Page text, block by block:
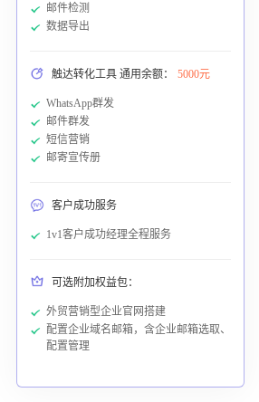
邮件检测
数据导出
触达转化工具 通用余额： 5000元
WhatsApp群发
邮件群发
短信营销
邮寄宣传册
客户成功服务
1v1客户成功经理全程服务
可选附加权益包：
外贸营销型企业官网搭建
配置企业域名邮箱，含企业邮箱选取、
配置管理